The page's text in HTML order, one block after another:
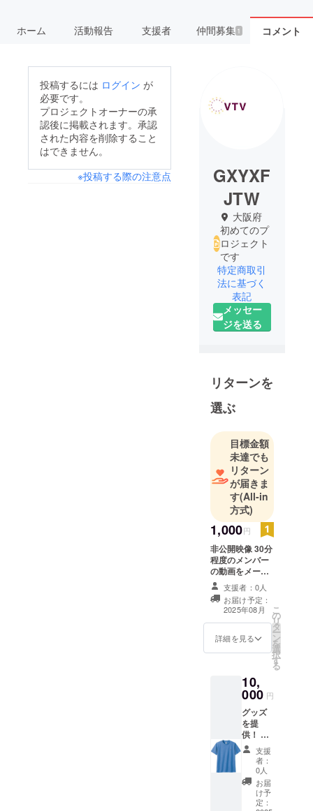
ホーム 活動報告 支援者 仲間募集 1 コメント
投稿するには ログイン が
必要です。
プロジェクトオーナーの承
認後に掲載されます。承認
された内容を削除すること
はできません。
※投稿する際の注意点
GXYXF
JTW
大阪府
初めてのプ
ロジェクト
です
特定商取引
法に基づく
表記
メッセー
ジを送る
リターンを
選ぶ
目標金額
未達でも
リターン
が届きま
す(All-in
方式)
1,000円
非公開映像 30分
程度のメンバー
の動画をメール
にURLで提供い
たします。
支援者：0人
お届け予定：
2025年08月
詳細を見る
こ
の
リ
タ
ー
ン
を
選
択
す
る
10,
000 円
グッズ
を提
供！ そ
の際限
定デザ
インT
シャツ
を提供
致しま
支援
者：
0人
お届
け予
定：